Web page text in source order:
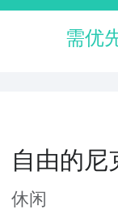
需优
自由的尼
休闲